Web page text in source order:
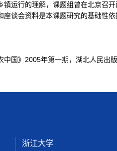
镇运行的理解，课题组曾在北京召
座谈会资料是本课题研究的基础性
国》2005年第一期，湖北人民出
浙江大学